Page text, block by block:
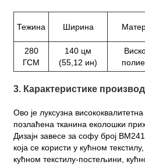
Тежина Ширина
280
ГСМ
140 цм
(55,12 ин)
3. Карактеристике
Ово је луксузна
позлаћена тканина еколошки
Дизајн завесе за софу број
која се користи у кућном
кућном текстилу-постељини,